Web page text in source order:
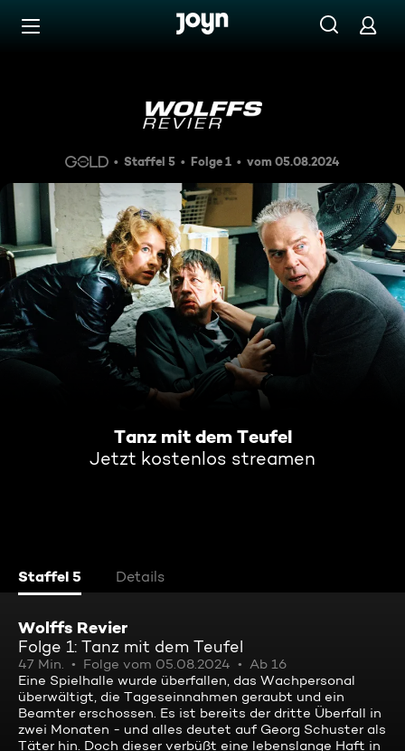
Zum Inhalt springen
Tanz mit dem Teufel
Staffel 5 Folge 1 vom 05.08.2024
Tanz mit dem Teufel
Jetzt kostenlos streamen
Staffel 5 Details
Wolffs Revier
Folge 1: Tanz mit dem Teufel
47 Min. Folge vom 05.08.2024
Ab 16
Eine Spielhalle wurde überfallen, das Wachpersonal
überwältigt, die Tageseinnahmen geraubt und ein
Beamter erschossen. Es ist bereits der dritte Überfall in
zwei Monaten - und alles deutet auf Georg Schuster als
Täter hin. Doch dieser verbüßt eine lebenslange Haft in